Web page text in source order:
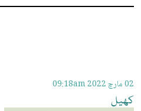
02 مارچ 2022 09:18am
کھیل